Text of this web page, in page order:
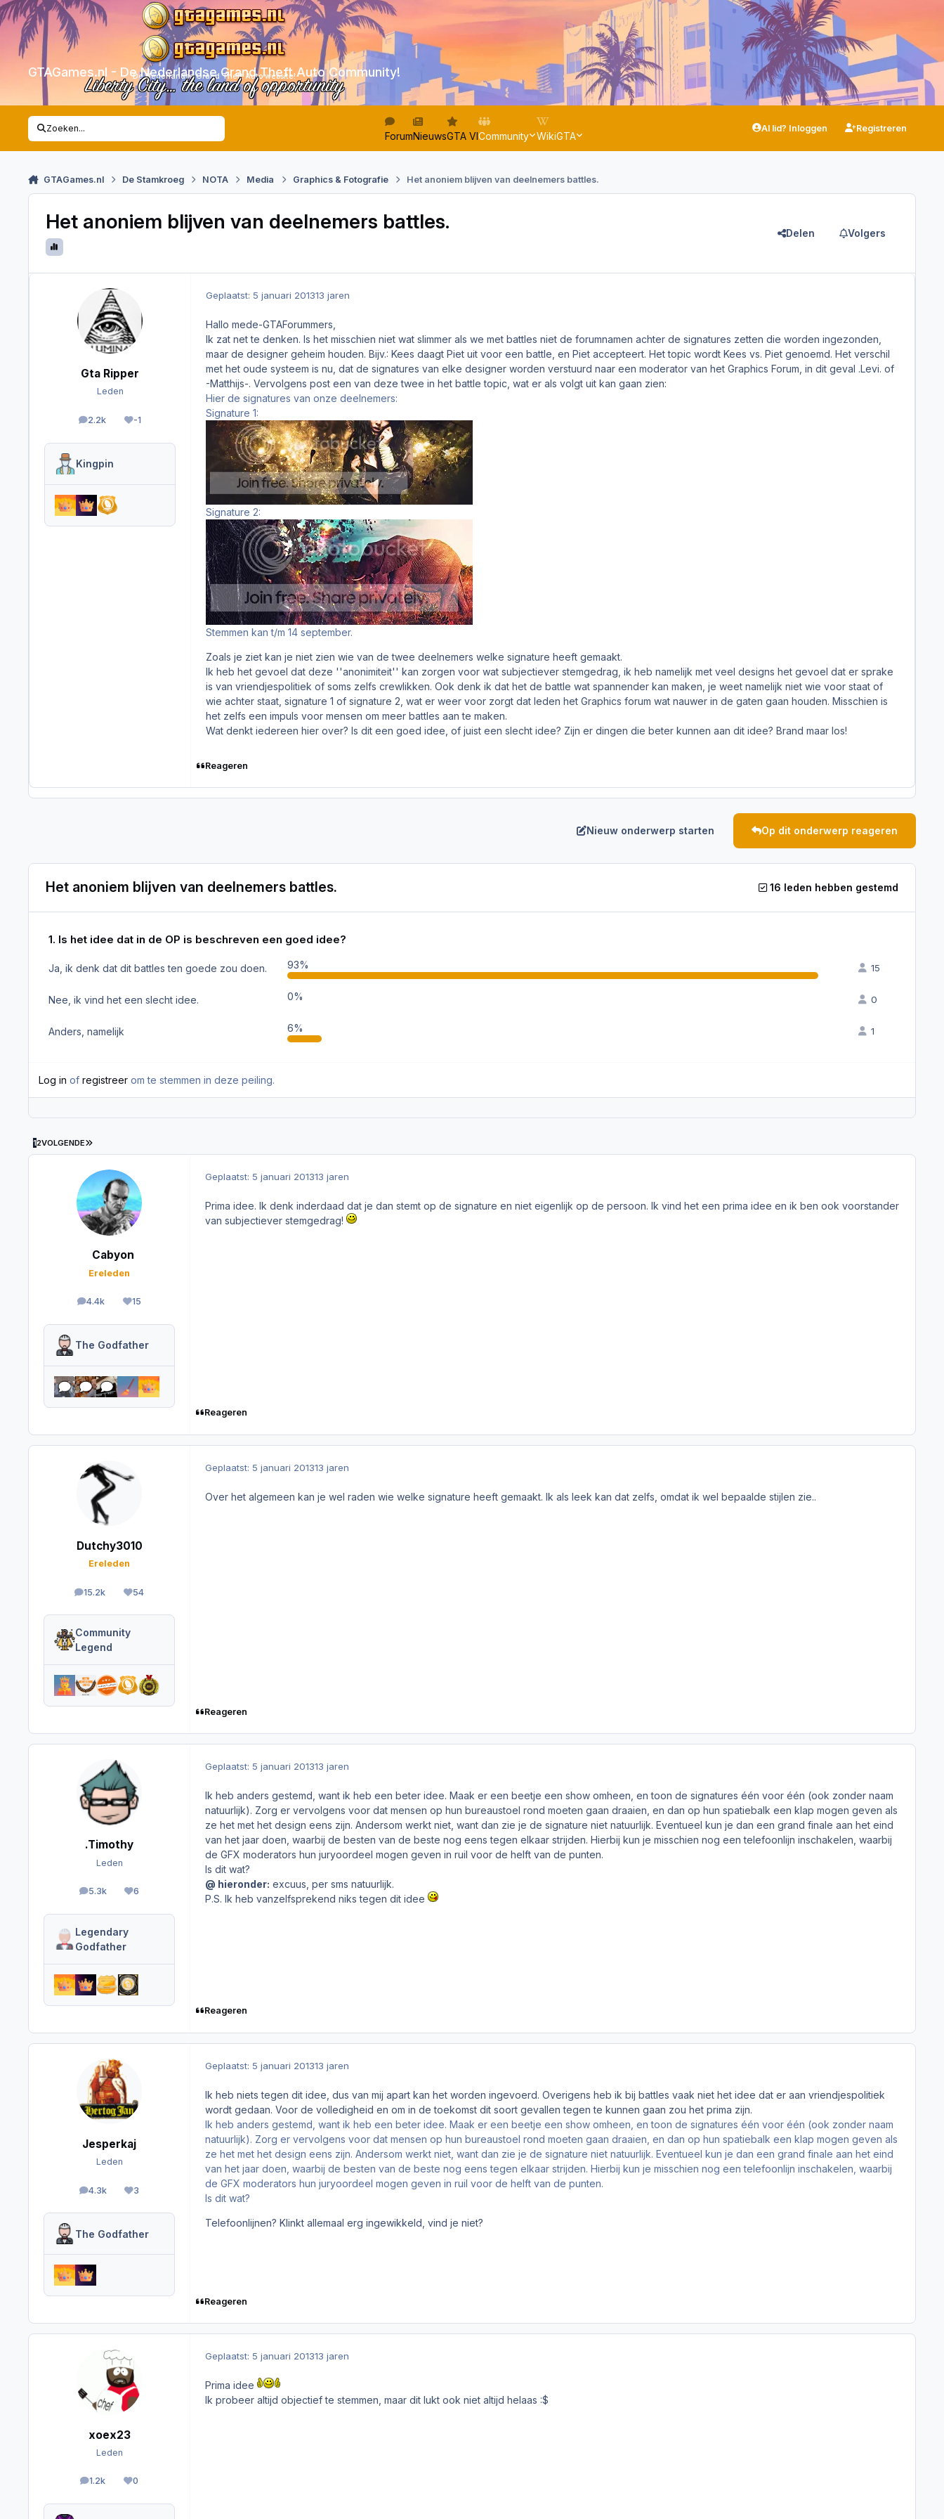
Skip to content
GTAGames.nl - De Nederlandse Grand Theft Auto Community!
De Nederlandse Grand Theft Auto website!
Liberty City… the land of opportunity
Zoeken...
ForumNieuwsGTA VICommunity WikiGTA
Al lid? Inloggen Registreren
GTAGames.nl De Stamkroeg NOTA Media Graphics & Fotografie Het anoniem blijven van deelnemers battles.
Het anoniem blijven van deelnemers battles. Delen Volgers
Gta Ripper
Leden
2.2k
berichten-1
Reputation
Kingpin
Geplaatst: 5 januari 201313 jaren
Hallo mede-GTAForummers,
Ik zat net te denken. Is het misschien niet wat slimmer als we met battles niet de forumnamen achter de signatures zetten die worden ingezonden,
maar de designer geheim houden. Bijv.: Kees daagt Piet uit voor een battle, en Piet accepteert. Het topic wordt Kees vs. Piet genoemd. Het verschil
met het oude systeem is nu, dat de signatures van elke designer worden verstuurd naar een moderator van het Graphics Forum, in dit geval .Levi. of
-Matthijs-. Vervolgens post een van deze twee in het battle topic, wat er als volgt uit kan gaan zien:
Hier de signatures van onze deelnemers:
Signature 1:
Signature 2:
Stemmen kan t/m 14 september.
Zoals je ziet kan je niet zien wie van de twee deelnemers welke signature heeft gemaakt.
Ik heb het gevoel dat deze ''anonimiteit'' kan zorgen voor wat subjectiever stemgedrag, ik heb namelijk met veel designs het gevoel dat er sprake
is van vriendjespolitiek of soms zelfs crewlikken. Ook denk ik dat het de battle wat spannender kan maken, je weet namelijk niet wie voor staat of
wie achter staat, signature 1 of signature 2, wat er weer voor zorgt dat leden het Graphics forum wat nauwer in de gaten gaan houden. Misschien is
het zelfs een impuls voor mensen om meer battles aan te maken.
Wat denkt iedereen hier over? Is dit een goed idee, of juist een slecht idee? Zijn er dingen die beter kunnen aan dit idee? Brand maar los!
Reageren
Nieuw onderwerp starten Op dit onderwerp reageren
Het anoniem blijven van deelnemers battles. 16 leden hebben gestemd
1. Is het idee dat in de OP is beschreven een goed idee?
Ja, ik denk dat dit battles ten goede zou doen. 93% 15
Nee, ik vind het een slecht idee. 0% 0
Anders, namelijk 6% 1
Log in of registreer om te stemmen in deze peiling.
12VOLGENDE LAATSTE PAGINA
Cabyon
Ereleden
4.4k
berichten15
Reputation
The Godfather
Geplaatst: 5 januari 201313 jaren
Prima idee. Ik denk inderdaad dat je dan stemt op de signature en niet eigenlijk op de persoon. Ik vind het een prima idee en ik ben ook voorstander
van subjectiever stemgedrag!
Reageren
Dutchy3010
Ereleden
15.2k
berichten 54
Reputation
Community
Legend
Geplaatst: 5 januari 201313 jaren
Over het algemeen kan je wel raden wie welke signature heeft gemaakt. Ik als leek kan dat zelfs, omdat ik wel bepaalde stijlen zie..
Reageren
.Timothy
Leden
5.3k
berichten6
Reputation
Legendary
Godfather
Geplaatst: 5 januari 201313 jaren
Ik heb anders gestemd, want ik heb een beter idee. Maak er een beetje een show omheen, en toon de signatures één voor één (ook zonder naam
natuurlijk). Zorg er vervolgens voor dat mensen op hun bureaustoel rond moeten gaan draaien, en dan op hun spatiebalk een klap mogen geven als
ze het met het design eens zijn. Andersom werkt niet, want dan zie je de signature niet natuurlijk. Eventueel kun je dan een grand finale aan het eind
van het jaar doen, waarbij de besten van de beste nog eens tegen elkaar strijden. Hierbij kun je misschien nog een telefoonlijn inschakelen, waarbij
de GFX moderators hun juryoordeel mogen geven in ruil voor de helft van de punten.
Is dit wat?
@ hieronder: excuus, per sms natuurlijk.
P.S. Ik heb vanzelfsprekend niks tegen dit idee
Reageren
Jesperkaj
Leden
4.3k
berichten 3
Reputation
The Godfather
Geplaatst: 5 januari 201313 jaren
Ik heb niets tegen dit idee, dus van mij apart kan het worden ingevoerd. Overigens heb ik bij battles vaak niet het idee dat er aan vriendjespolitiek
wordt gedaan. Voor de volledigheid en om in de toekomst dit soort gevallen tegen te kunnen gaan zou het prima zijn.
Ik heb anders gestemd, want ik heb een beter idee. Maak er een beetje een show omheen, en toon de signatures één voor één (ook zonder naam
natuurlijk). Zorg er vervolgens voor dat mensen op hun bureaustoel rond moeten gaan draaien, en dan op hun spatiebalk een klap mogen geven als
ze het met het design eens zijn. Andersom werkt niet, want dan zie je de signature niet natuurlijk. Eventueel kun je dan een grand finale aan het eind
van het jaar doen, waarbij de besten van de beste nog eens tegen elkaar strijden. Hierbij kun je misschien nog een telefoonlijn inschakelen, waarbij
de GFX moderators hun juryoordeel mogen geven in ruil voor de helft van de punten.
Is dit wat?
Telefoonlijnen? Klinkt allemaal erg ingewikkeld, vind je niet?
Reageren
xoex23
Leden
1.2k
berichten0
Reputation
Geplaatst: 5 januari 201313 jaren
Prima idee
Ik probeer altijd objectief te stemmen, maar dit lukt ook niet altijd helaas :$